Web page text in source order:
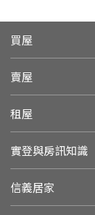
買屋
賣屋
租屋
實登與房訊知識
信義居家